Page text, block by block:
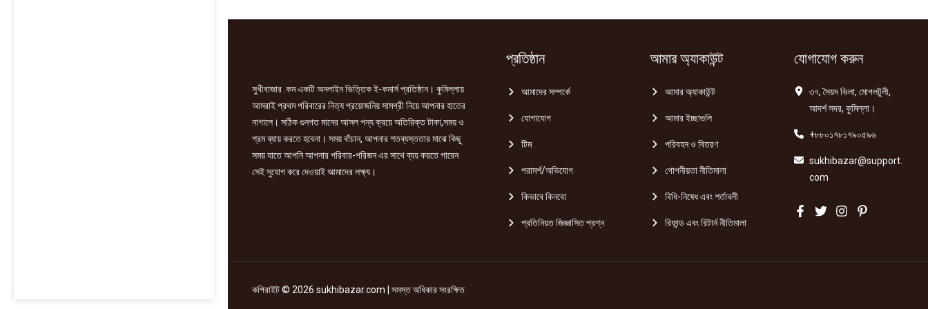
quantity
সুখীবাজার .কম একটি অনলাইন ভিত্তিক ই-কমার্স প্রতিষ্ঠান। কুমিল্লায়
আমরাই প্রথম পরিবারের নিত্য প্রয়োজনিয় সামগ্রী নিয়ে আপনার হাতের
নাগালে। সঠিক গুনগত মানের আসল পন্য ক্রয়ে অতিরিক্ত টাকা,সময় ও
শ্রম ব্যায় করতে হবেনা। সময় বাঁচান, আপনার শতব্যস্ততার মাঝে কিছু
সময় যাতে আপনি আপনার পরিবার-পরিজন এর সাথে ব্যয় করতে পারেন
সেই সুযোগ করে দেওয়াই আমাদের লক্ষ্য।
প্রতিষ্ঠান
আমাদের সম্পর্কে
যোগাযোগ
টিম
পরামর্শ/অভিযোগ
কিভাবে কিনবো
প্রতিনিয়ত জিজ্ঞাসিত প্রশ্ন
আমার অ্যাকাউন্ট
আমার অ্যাকাউন্ট
আমার ইচ্ছাগুলি
পরিবহন ও বিতরণ
গোপনীয়তা নীতিমালা
বিধি-নিষেধ এবং শর্তাবলী
রিফান্ড এবং রিটার্ন নীতিমালা
যোগাযোগ করুন
৩৭, সৈয়দ ভিলা, মোগলটুলী,
আদর্শ সদর, কুমিল্লা।
+৮৮০১৭৮১৭৯০৫৯৬
sukhibazar@support.
com
কপিরাইট © 2026 sukhibazar.com | সমস্ত অধিকার সংরক্ষিত